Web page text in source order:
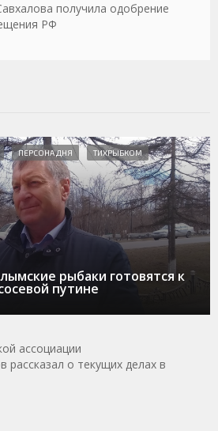
получила одобрение
РФ
рыбаки готовятся к
путине
ПЕРСОНА ДНЯ ТИХРЫБКОМ
ассоциации
о текущих делах в